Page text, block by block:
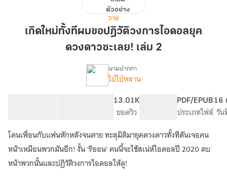
ทั้งที
ขอ
ยุค
ดวงดาว
ซะ
เลย!
ตัวอย่าง
วาย
เกิดใหม่ทั้งทีผมขอปฏิวัติวงการไอดอลยุค
ดวงดาวซะเลย! เล่ม 2
เรื่อง
ใหม่
ทั้งที
ผม
ขอ
ปฏิวัติ
วง
การ
ไอ
นามปากกา
ไป่ไป่หลาน
13.01K
ยอดวิว
PDF/EPUB
ประเภทไฟล์
16
วัน
โดนเพื่อนกับแฟนหักหลังจนตาย ทะลุมิติมายุคดวงดาวทั้งทีดันเจอคน
หน้าเหมือนพวกมันอีก! งั้น 'ริออน' คนนี้จะใช้สเน่ห์ไอดอลปี 2020 ตบ
หน้าพวกนั้นและปฏิวัติวงการไอดอลให้ดู!